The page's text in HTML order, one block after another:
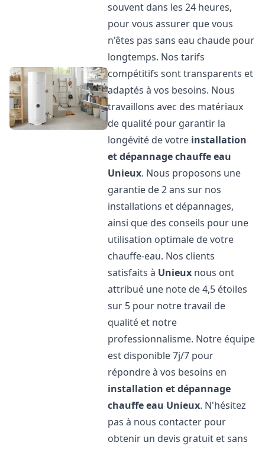
souvent dans les 24 heures,
pour vous assurer que vous
n'êtes pas sans eau chaude pour
longtemps. Nos tarifs
compétitifs sont transparents et
adaptés à vos besoins. Nous
travaillons avec des matériaux
de qualité pour garantir la
longévité de votre installation
et dépannage chauffe eau
Unieux. Nous proposons une
garantie de 2 ans sur nos
installations et dépannages,
ainsi que des conseils pour une
utilisation optimale de votre
chauffe-eau. Nos clients
satisfaits à Unieux nous ont
attribué une note de 4,5 étoiles
sur 5 pour notre travail de
qualité et notre
professionnalisme. Notre équipe
est disponible 7j/7 pour
répondre à vos besoins en
installation et dépannage
chauffe eau Unieux. N'hésitez
pas à nous contacter pour
obtenir un devis gratuit et sans